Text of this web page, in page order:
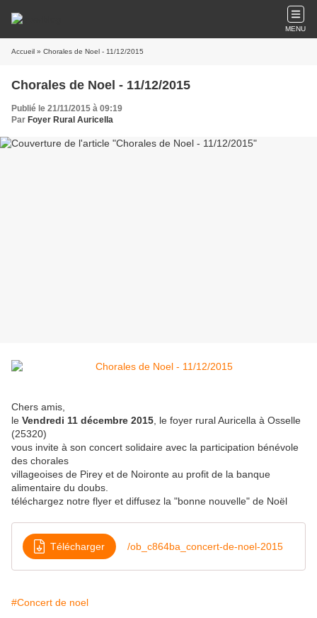
MENU
Accueil » Chorales de Noel - 11/12/2015
Chorales de Noel - 11/12/2015
Publié le 21/11/2015 à 09:19
Par Foyer Rural Auricella
Chers amis,
le Vendredi 11 décembre 2015 , le foyer rural Auricella à Osselle
(25320)
vous invite à son concert solidaire avec la participation bénévole
des chorales
villageoises de Pirey et de Noironte au profit de la banque
alimentaire du doubs.
téléchargez notre flyer et diffusez la "bonne nouvelle" de Noël
Télécharger /ob_c864ba_concert-de-noel-2015
#Concert de noel